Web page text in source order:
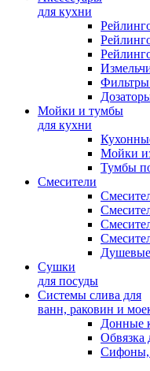
для кухни
Мойки и тумбы
для кухни
Мойки
Тумбы
Смесители
Сушки
для посуды
Системы слива для
ванн, раковин и
Донные
Обвязка
Сифоны,